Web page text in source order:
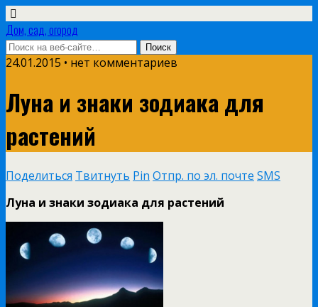
Дом, сад, огород
24.01.2015 • нет комментариев
Луна и знаки зодиака для
растений
Поделиться Твитнуть Pin Отпр. по эл. почте SMS
Луна и знаки зодиака для растений